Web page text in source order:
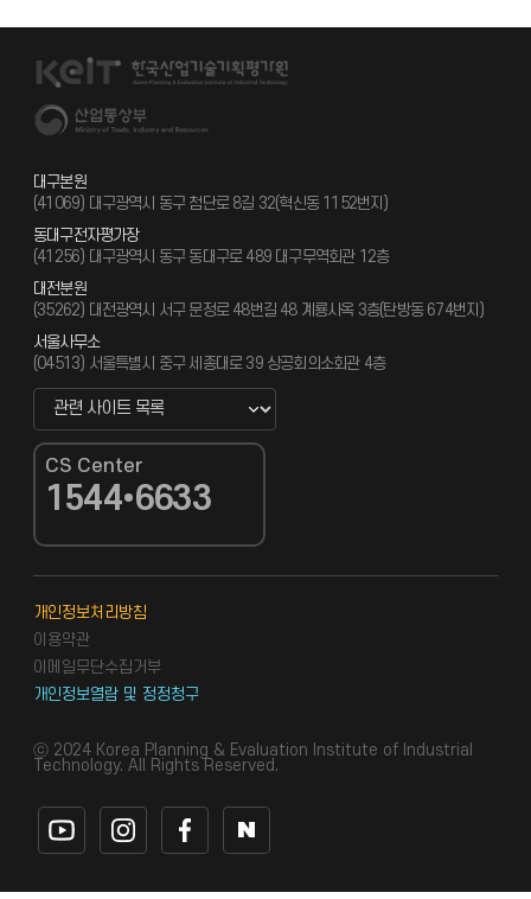
대구본원
(41069) 대구광역시 동구 첨단로 8길 32(혁신동 1152번지)
동대구전자평가장
(41256) 대구광역시 동구 동대구로 489 대구무역회관 12층
대전분원
(35262) 대전광역시 서구 문정로 48번길 48 계룡사옥 3층(탄방동 674번지)
서울사무소
(04513) 서울특별시 중구 세종대로 39 상공회의소회관 4층
관련 사이트 바로가기 새창열림
유튜브 바로가기인스타그램 바로가기
페이스북 바로가기네이버블로그 바로가기
CS Center
1544•6633
ⓒ 2024 Korea Planning & Evaluation Institute of Industrial
Technology. All Rights Reserved.
개인정보처리방침
이용약관
이메일무단수집거부
개인정보열람 및 정정청구